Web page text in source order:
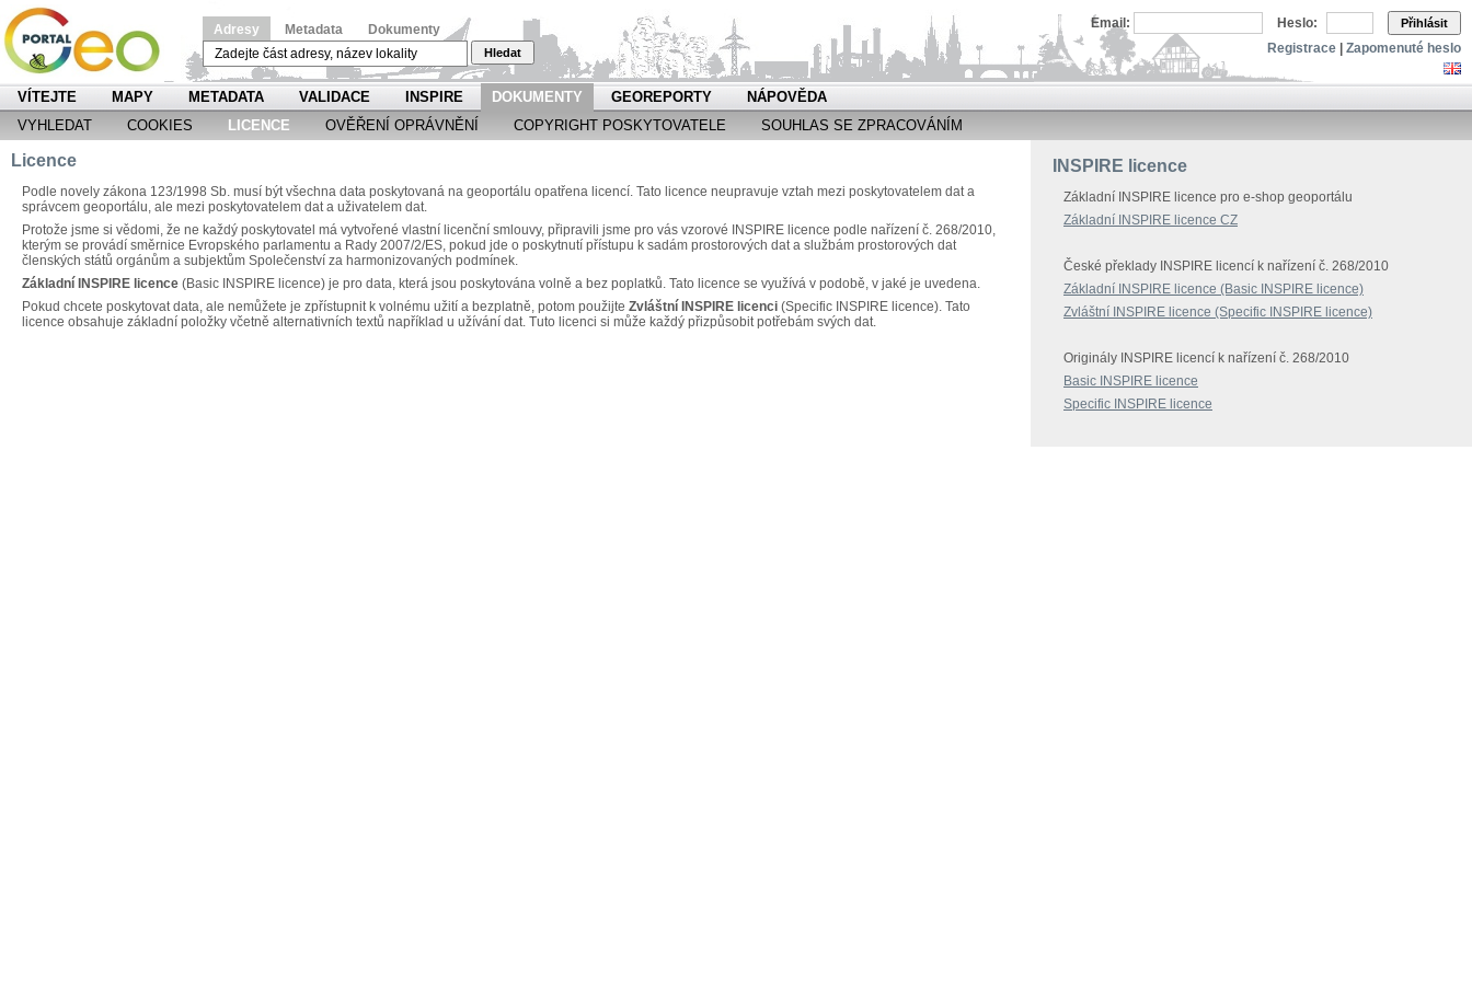
Adresy Metadata Dokumenty
Hledat
Email: Heslo: Přihlásit
Registrace Zapomenuté heslo
VÍTEJTE MAPY METADATA VALIDACE INSPIRE DOKUMENTY GEOREPORTY
NÁPOVĚDA
VYHLEDAT
COOKIES LICENCE OVĚŘENÍ OPRÁVNĚNÍ COPYRIGHT POSKYTOVATELE SOUHLAS SE ZPRACOVÁNÍM
Licence
Podle novely zákona 123/1998 Sb. musí být všechna data poskytovaná na geoportálu opatřena licencí. Tato licence neupravuje vztah mezi poskytovatelem dat a
správcem geoportálu, ale mezi poskytovatelem dat a uživatelem dat.
Protože jsme si vědomi, že ne každý poskytovatel má vytvořené vlastní licenční smlouvy, připravili jsme pro vás vzorové INSPIRE licence podle nařízení č. 268/2010,
kterým se provádí směrnice Evropského parlamentu a Rady 2007/2/ES, pokud jde o poskytnutí přístupu k sadám prostorových dat a službám prostorových dat
členských států orgánům a subjektům Společenství za harmonizovaných podmínek.
Základní INSPIRE licence (Basic INSPIRE licence) je pro data, která jsou poskytována volně a bez poplatků. Tato licence se využívá v podobě, v jaké je uvedena.
Pokud chcete poskytovat data, ale nemůžete je zpřístupnit k volnému užití a bezplatně, potom použijte Zvláštní INSPIRE licenci (Specific INSPIRE licence). Tato
licence obsahuje základní položky včetně alternativních textů například u užívání dat. Tuto licenci si může každý přizpůsobit potřebám svých dat.
INSPIRE licence
Základní INSPIRE licence pro e-shop geoportálu
Základní INSPIRE licence CZ
České překlady INSPIRE licencí k nařízení č. 268/2010
Základní INSPIRE licence (Basic INSPIRE licence)
Zvláštní INSPIRE licence (Specific INSPIRE licence)
Originály INSPIRE licencí k nařízení č. 268/2010
Basic INSPIRE licence
Specific INSPIRE licence